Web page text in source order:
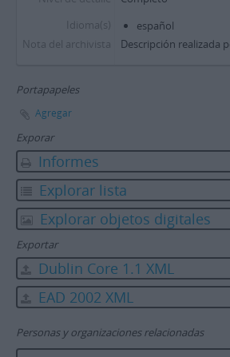
Idioma(s)
español
Nota del archivista
Descripción realizada
Portapapeles
Agregar
Exporar
Informes
Explorar lista
Explorar objetos digitales
Exportar
Dublin Core 1.1 XML
EAD 2002 XML
Personas y organizaciones relacionadas